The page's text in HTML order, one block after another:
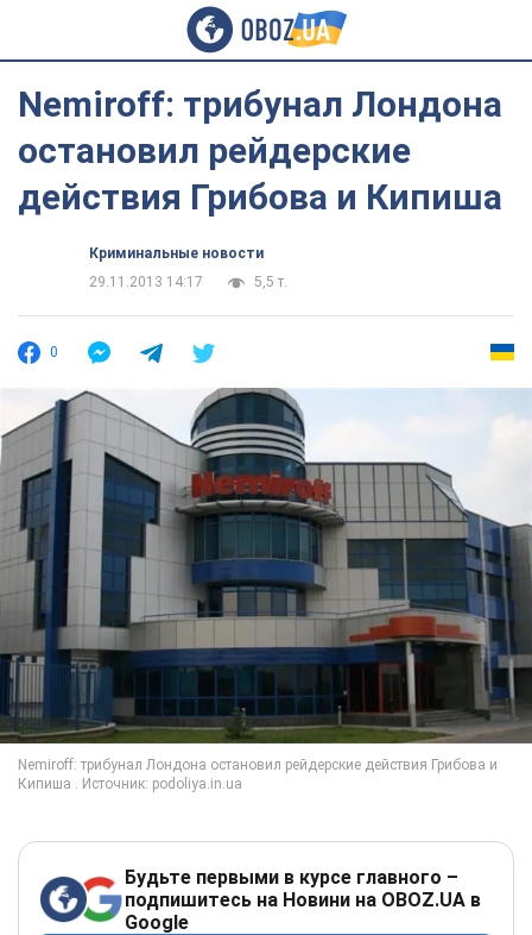
Nemiroff: трибунал Лондона
остановил рейдерские
действия Грибова и Кипиша
Криминальные новости
29.11.2013 14:17
5,5 т.
0
Будьте первыми в курсе главного –
подпишитесь на Новини на OBOZ.UA в
Google